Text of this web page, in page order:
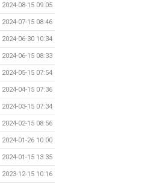
2024-08-15 09:05
2024-07-15 08:46
2024-06-30 10:34
2024-06-15 08:33
2024-05-15 07:54
2024-04-15 07:36
2024-03-15 07:34
2024-02-15 08:56
2024-01-26 10:00
2024-01-15 13:35
2023-12-15 10:16